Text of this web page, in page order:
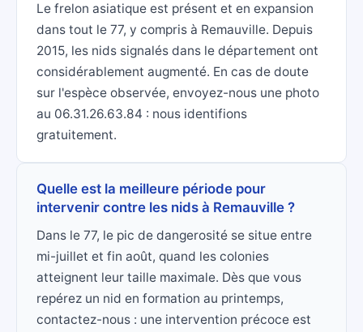
Le frelon asiatique est présent et en expansion
dans tout le 77, y compris à Remauville. Depuis
2015, les nids signalés dans le département ont
considérablement augmenté. En cas de doute
sur l'espèce observée, envoyez-nous une photo
au 06.31.26.63.84 : nous identifions
gratuitement.
Quelle est la meilleure période pour
intervenir contre les nids à Remauville ?
Dans le 77, le pic de dangerosité se situe entre
mi-juillet et fin août, quand les colonies
atteignent leur taille maximale. Dès que vous
repérez un nid en formation au printemps,
contactez-nous : une intervention précoce est